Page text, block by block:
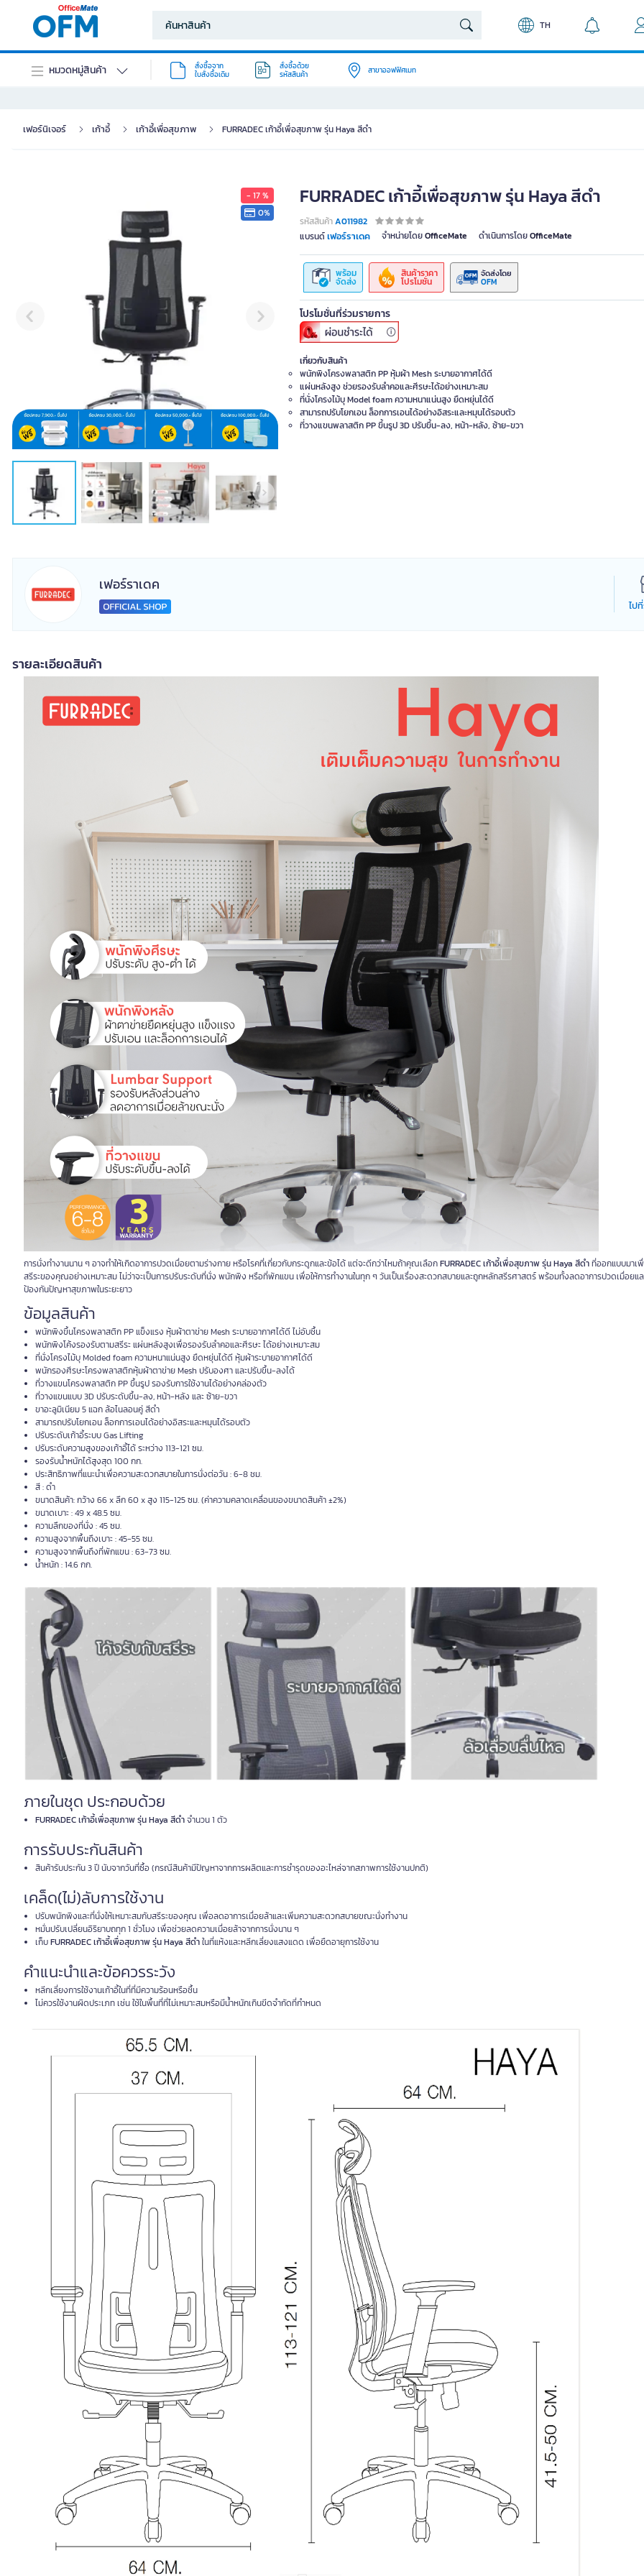
TH
หมวดหมู่สินค้า
สั่งซื้อจาก
ใบสั่งซื้อเดิม
สั่งซื้อด้วย
รหัสสินค้า
สาขาออฟฟิศเมท
เฟอร์นิเจอร์ เก้าอี้ เก้าอี้เพื่อสุขภาพ FURRADEC เก้าอี้เพื่อสุขภาพ รุ่น Haya สีดำ
- 17 %
0%
FURRADEC เก้าอี้เพื่อสุขภาพ รุ่น Haya สีดำ
รหัสสินค้าA011982
แบรนด์เฟอร์ราเดค จำหน่ายโดยOfficeMate ดำเนินการโดยOfficeMate
พร้อม
จัดส่ง
สินค้าราคา
โปรโมชั่น
จัดส่งโดย
OFM
โปรโมชั่นที่ร่วมรายการ
เกี่ยวกับสินค้า
พนักพิงโครงพลาสติก PP หุ้มผ้า Mesh ระบายอากาศได้ดี
แผ่นหลังสูง ช่วยรองรับลำคอและศีรษะได้อย่างเหมาะสม
ที่นั่งโครงไม้บุ Model foam ความหนาแน่นสูง ยืดหยุ่นได้ดี
สามารถปรับโยกเอน ล็อกการเอนได้อย่างอิสระและหมุนได้รอบตัว
ที่วางแขนพลาสติก PP ขึ้นรูป 3D ปรับขึ้น-ลง, หน้า-หลัง, ซ้าย-ขวา
เฟอร์ราเดค
ไป
รายละเอียดสินค้า
การนั่งทำงานนาน ๆ อาจทำให้เกิดอาการปวดเมื่อยตามร่างกาย หรือโรคที่เกี่ยวกับกระดูกและข้อได้ แต่จะดีกว่าไหมถ้าคุณเลือกFURRADEC เก้าอี้เพื่อสุขภาพ รุ่น Haya สีดำที่ออกแบบมาเ
สรีระของคุณอย่างเหมาะสม ไม่ว่าจะเป็นการปรับระดับที่นั่ง พนักพิง หรือที่พักแขน เพื่อให้การทำงานในทุก ๆ วันเป็นเรื่องสะดวกสบายและถูกหลักสรีรศาสตร์ พร้อมทั้งลดอาการปวดเมื่อยแ
ป้องกันปัญหาสุขภาพในระยะยาว
ข้อมูลสินค้า
พนักพิงขึ้นโครงพลาสติก PP แข็งแรง หุ้มผ้าตาข่าย Mesh ระบายอากาศได้ดี ไม่อับชื้น
พนักพิงโค้งรองรับตามสรีระ แผ่นหลังสูงเพื่อรองรับลำคอและศีรษะ ได้อย่างเหมาะสม
ที่นั่งโครงไม้บุ Molded foam ความหนาแน่นสูง ยืดหยุ่นได้ดี หุ้มผ้าระบายอากาศได้ดี
พนักรองศีรษะโครงพลาสติกหุ้มผ้าตาข่าย Mesh ปรับองศา และปรับขึ้น-ลงได้
ที่วางแขนโครงพลาสติก PP ขึ้นรูป รองรับการใช้งานได้อย่างคล่องตัว
ที่วางแขนแบบ 3D ปรับระดับขึ้น-ลง, หน้า-หลัง และ ซ้าย-ขวา
ขาอะลูมิเนียม 5 แฉก ล้อไนลอนคู่ สีดำ
สามารถปรับโยกเอน ล็อกการเอนได้อย่างอิสระและหมุนได้รอบตัว
ปรับระดับเก้าอี้ระบบ Gas Lifting
ปรับระดับความสูงของเก้าอี้ได้ ระหว่าง 113-121 ซม.
รองรับน้ำหนักได้สูงสุด 100 กก.
ประสิทธิภาพที่แนะนำเพื่อความสะดวกสบายในการนั่งต่อวัน : 6-8 ชม.
สี : ดำ
ขนาดสินค้า: กว้าง 66 x ลึก 60 x สูง 115-125 ซม. (ค่าความคลาดเคลื่อนของขนาดสินค้า ±2%)
ขนาดเบาะ : 49 x 48.5 ซม.
ความลึกของที่นั่ง : 45 ซม.
ความสูงจากพื้นถึงเบาะ : 45-55 ซม.
ความสูงจากพื้นถึงที่พักแขน : 63-73 ซม.
น้ำหนัก : 14.6 กก.
ภายในชุด ประกอบด้วย
FURRADEC เก้าอี้เพื่อสุขภาพ รุ่น Haya สีดำจำนวน 1 ตัว
การรับประกันสินค้า
สินค้ารับประกัน 3 ปี นับจากวันที่ซื้อ (กรณีสินค้ามีปัญหาจากการผลิตและการชำรุดของอะไหล่จากสภาพการใช้งานปกติ)
เคล็ด(ไม่)ลับการใช้งาน
ปรับพนักพิงและที่นั่งให้เหมาะสมกับสรีระของคุณ เพื่อลดอาการเมื่อยล้าและเพิ่มความสะดวกสบายขณะนั่งทำงาน
หมั่นปรับเปลี่ยนอิริยาบถทุก 1 ชั่วโมง เพื่อช่วยลดความเมื่อยล้าจากการนั่งนาน ๆ
เก็บFURRADEC เก้าอี้เพื่อสุขภาพ รุ่น Haya สีดำในที่แห้งและหลีกเลี่ยงแสงแดด เพื่อยืดอายุการใช้งาน
คำแนะนำและข้อควรระวัง
หลีกเลี่ยงการใช้งานเก้าอี้ในที่ที่มีความร้อนหรือชื้น
ไม่ควรใช้งานผิดประเภท เช่น ใช้ในพื้นที่ที่ไม่เหมาะสมหรือมีน้ำหนักเกินขีดจำกัดที่กำหนด